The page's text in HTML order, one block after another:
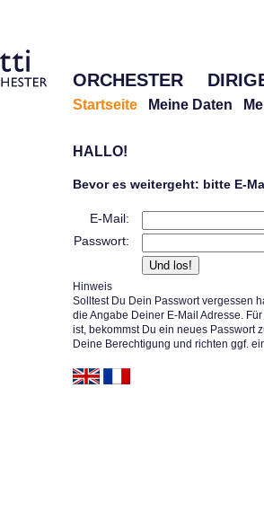
ORCHESTER
Startseite Meine Daten
HALLO!
Bevor es weitergeht: bitte E-
E-Mail:
Passwort:
Hinweis
Solltest Du Dein Passwort vergessen
die Angabe Deiner E-Mail Adresse.
ist, bekommst Du ein neues Passwort
Deine Berechtigung und richten ggf.